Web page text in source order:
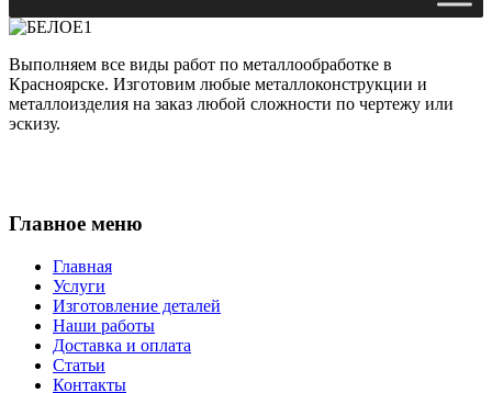
Выполняем все виды работ по металлообработке в
Красноярске. Изготовим любые металлоконструкции и
металлоизделия на заказ любой сложности по чертежу или
эскизу.
Главное меню
Главная
Услуги
Изготовление деталей
Наши работы
Доставка и оплата
Статьи
Контакты